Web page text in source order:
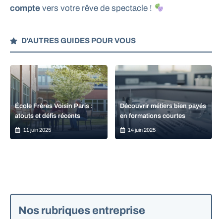
compte vers votre rêve de spectacle !
D'AUTRES GUIDES POUR VOUS
École Frères Voisin Paris :
atouts et défis récents
11 juin 2025
Découvrir métiers bien payés
en formations courtes
14 juin 2025
Nos rubriques entreprise